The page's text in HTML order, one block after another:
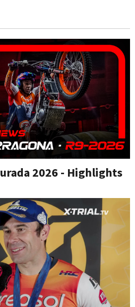
2026 - Highlights